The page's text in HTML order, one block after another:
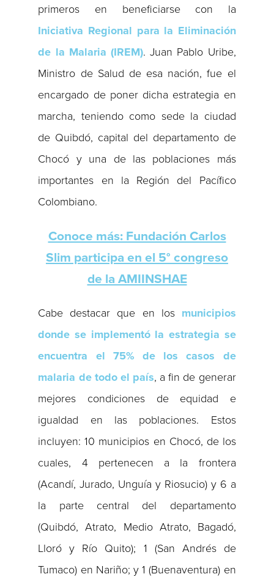
primeros en beneficiarse con la
Iniciativa Regional para la Eliminación
de la Malaria (IREM). Juan Pablo Uribe,
Ministro de Salud de esa nación, fue el
encargado de poner dicha estrategia en
marcha, teniendo como sede la ciudad
de Quibdó, capital del departamento de
Chocó y una de las poblaciones más
importantes en la Región del Pacífico
Colombiano.
Conoce más: Fundación Carlos
Slim participa en el 5° congreso
de la AMIINSHAE
Cabe destacar que en los municipios
donde se implementó la estrategia se
encuentra el 75% de los casos de
malaria de todo el país, a fin de generar
mejores condiciones de equidad e
igualdad en las poblaciones. Estos
incluyen: 10 municipios en Chocó, de los
cuales, 4 pertenecen a la frontera
(Acandí, Jurado, Unguía y Riosucio) y 6 a
la parte central del departamento
(Quibdó, Atrato, Medio Atrato, Bagadó,
Lloró y Río Quito); 1 (San Andrés de
Tumaco) en Nariño; y 1 (Buenaventura) en